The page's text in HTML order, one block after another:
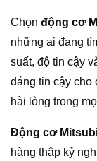
Chọn động cơ
những ai đang
suất, độ tin cậy
đáng tin cậy cho
hài lòng trong
Động cơ
hàng thập kỷ